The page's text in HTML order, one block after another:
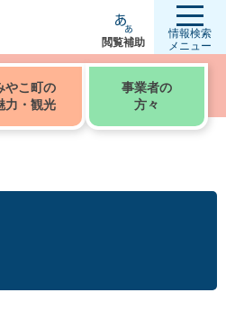
閲覧補助
情報検索
メニュー
やこ町の
力・観光
事業者の
方々